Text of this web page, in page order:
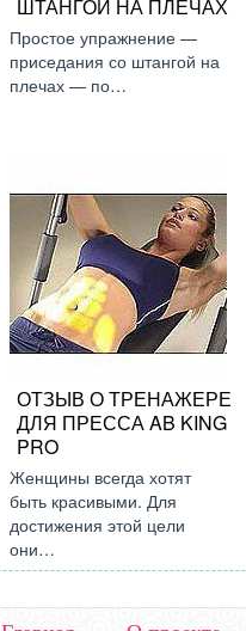
ШТАНГОЙ НА ПЛЕЧАХ
Простое упражнение —
приседания со штангой на
плечах — по…
ОТЗЫВ О ТРЕНАЖЕРЕ
ДЛЯ ПРЕССА AB KING
PRO
Женщины всегда хотят
быть красивыми. Для
достижения этой цели
они…